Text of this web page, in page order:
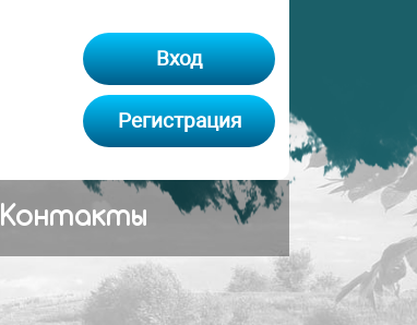
Вход
Регистрация
Контакты